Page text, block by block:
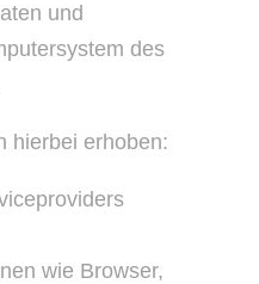
und
des
hierbei erhoben:
wie Browser,